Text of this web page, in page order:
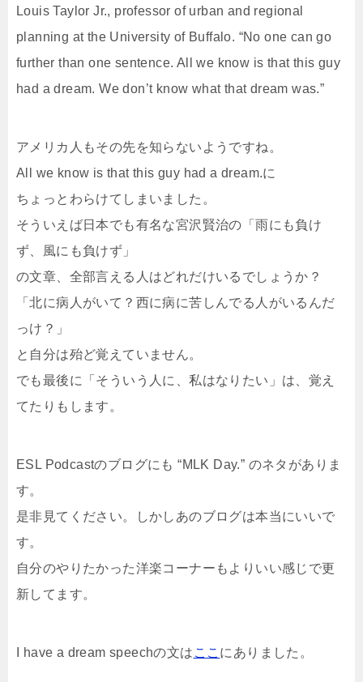
Louis Taylor Jr., professor of urban and regional
planning at the University of Buffalo. “No one can go
further than one sentence. All we know is that this guy
had a dream. We don’t know what that dream was.”
アメリカ人もその先を知らないようですね。
All we know is that this guy had a dream.に
ちょっとわらけてしまいました。
そういえば日本でも有名な宮沢賢治の「雨にも負け
ず、風にも負けず」
の文章、全部言える人はどれだけいるでしょうか？
「北に病人がいて？西に病に苦しんでる人がいるんだ
っけ？」
と自分は殆ど覚えていません。
でも最後に「そういう人に、私はなりたい」は、覚え
てたりもします。
ESL Podcastのブログにも “MLK Day.” のネタがありま
す。
是非見てください。しかしあのブログは本当にいいで
す。
自分のやりたかった洋楽コーナーもよりいい感じで更
新してます。
I have a dream speechの文は ここ にありました。